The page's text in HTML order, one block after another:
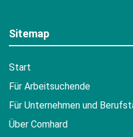
Sitemap
Start
Für Arbeitsuchende
Für Unternehmen und
Über Comhard